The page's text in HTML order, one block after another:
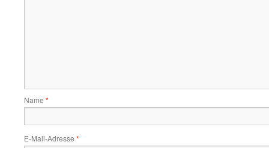
Name *
E-Mail-Adresse *